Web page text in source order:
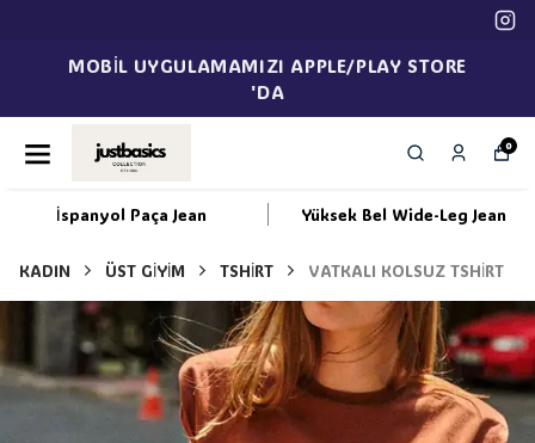
MOBİL UYGULAMAMIZI APPLE/PLAY STORE
'DA
0
İspanyol Paça Jean Yüksek Bel Wide-Leg Jean
KADIN ÜST GİYİM TSHİRT VATKALI KOLSUZ TSHİRT